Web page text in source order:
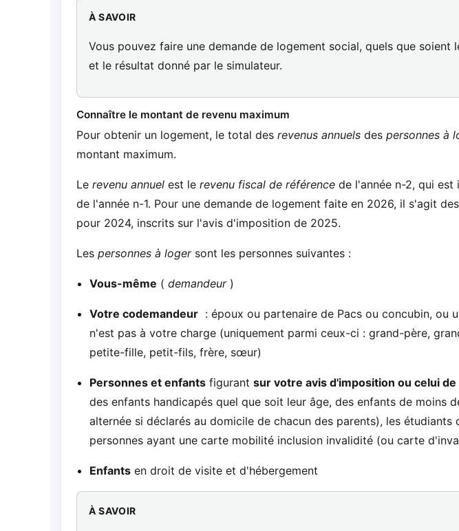
À SAVOIR
Vous pouvez faire une demande de logement social, quels que soient
et le résultat donné par le simulateur.
Connaître le montant de revenu maximum
Pour obtenir un logement, le total des revenus annuelsdes personnes à
montant maximum.
Le revenu annuelest le revenu fiscal de référencede l'année n-2, qui est
de l'année n-1. Pour une demande de logement faite en 2026, il s'agit des
pour 2024, inscrits sur l'avis d'imposition de 2025.
Les personnes à logersont les personnes suivantes :
Vous-même ( demandeur)
Votre codemandeur: époux ou partenaire de Pacs ou concubin, ou
n'est pas à votre charge (uniquement parmi ceux-ci : grand-père,
petite-fille, petit-fils, frère, sœur)
Personnes et enfantsfigurant sur votre avis d'imposition ou celui
des enfants handicapés quel que soit leur âge, des enfants de moins
alternée si déclarés au domicile de chacun des parents), les étudiants
personnes ayant une carte mobilité inclusion invalidité (ou carte
Enfantsen droit de visite et d'hébergement
À SAVOIR